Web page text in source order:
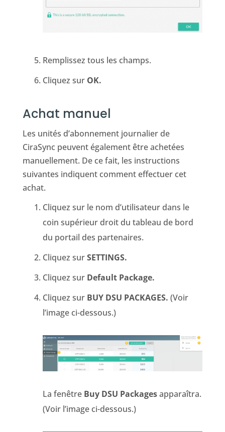
Remplissez tous les champs.
Cliquez sur OK.
Achat manuel
Les unités d’abonnement journalier de
CiraSync peuvent également être achetées
manuellement. De ce fait, les instructions
suivantes indiquent comment effectuer cet
achat.
Cliquez sur le nom d’utilisateur dans le
coin supérieur droit du tableau de bord
du portail des partenaires.
Cliquez surSETTINGS.
Cliquez sur Default Package.
Cliquez sur BUY DSU PACKAGES. (Voir
l’image ci-dessous.)
La fenêtre Buy DSU Packagesapparaîtra.
(Voir l’image ci-dessous.)